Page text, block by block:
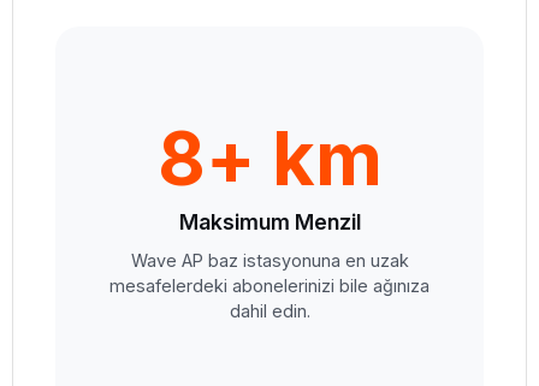
8+ km
Maksimum Menzil
Wave AP baz istasyonuna en uzak
mesafelerdeki abonelerinizi bile ağınıza
dahil edin.